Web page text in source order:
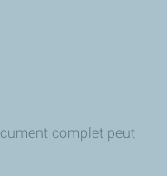
complet peut